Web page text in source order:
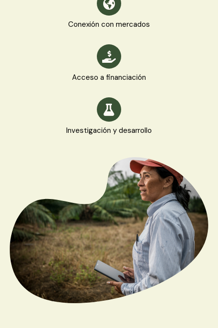
Conexión con mercados
Acceso a financiación
Investigación y desarrollo